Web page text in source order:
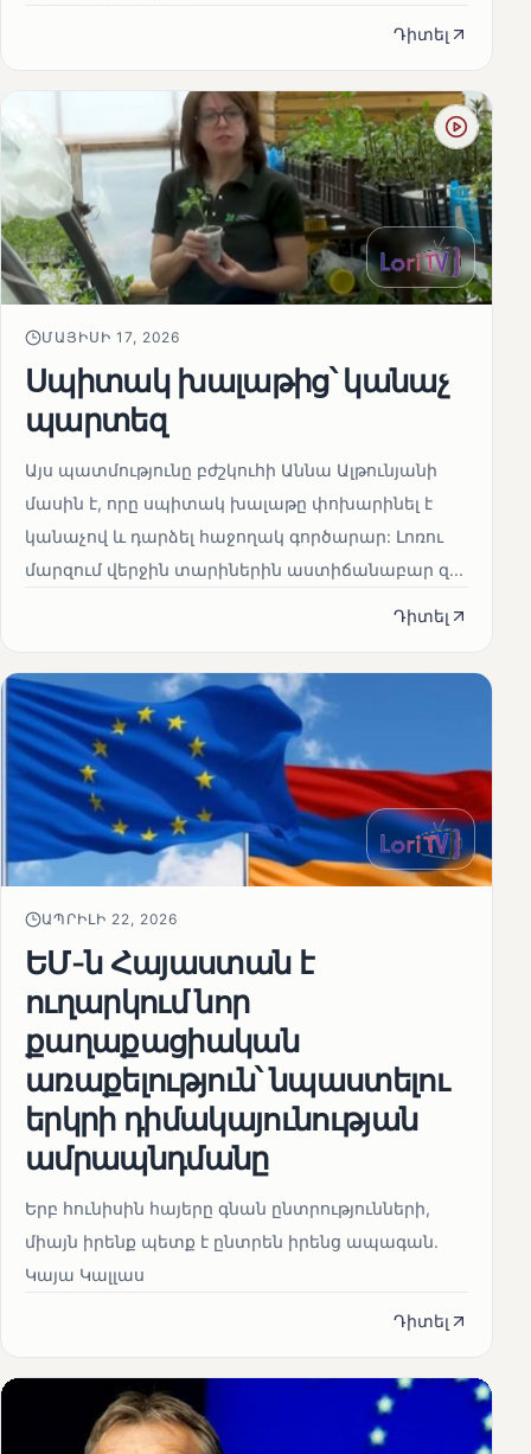
Դիտել
ՄԱՅԻՍԻ 17, 2026
Սպիտակ խալաթից՝ կանաչ
պարտեզ
Այս պատմությունը բժշկուհի Աննա Ալթունյանի
մասին է, որը սպիտակ խալաթը փոխարինել է
կանաչով և դարձել հաջողակ գործարար: Լոռու
մարզում վերջին տարիներին աստիճանաբար զ...
Դիտել
ԱՊՐԻԼԻ 22, 2026
ԵՄ-ն Հայաստան է
ուղարկում նոր
քաղաքացիական
առաքելություն՝ նպաստելու
երկրի դիմակայունության
ամրապնդմանը
Երբ հունիսին հայերը գնան ընտրությունների,
միայն իրենք պետք է ընտրեն իրենց ապագան.
Կայա Կալլաս
Դիտել